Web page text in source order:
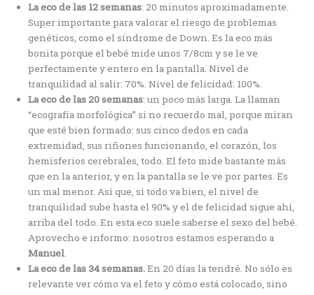
La eco de las 12 semanas: 20 minutos aproximadamente.
Super importante para valorar el riesgo de problemas
genéticos, como el síndrome de Down. Es la eco más
bonita porque el bebé mide unos 7/8cm y se le ve
perfectamente y entero en la pantalla. Nivel de
tranquilidad al salir: 70%. Nivel de felicidad: 100%.
La eco de las 20 semanas: un poco más larga. La llaman
“ecografía morfológica” si no recuerdo mal, porque miran
que esté bien formado: sus cinco dedos en cada
extremidad, sus riñones funcionando, el corazón, los
hemisferios cerebrales, todo. El feto mide bastante más
que en la anterior, y en la pantalla se le ve por partes. Es
un mal menor. Así que, si todo va bien, el nivel de
tranquilidad sube hasta el 90% y el de felicidad sigue ahí,
arriba del todo. En esta eco suele saberse el sexo del bebé.
Aprovecho e informo: nosotros estamos esperando a
Manuel.
La eco de las 34 semanas.En 20 días la tendré. No sólo es
relevante ver cómo va el feto y cómo está colocado, sino